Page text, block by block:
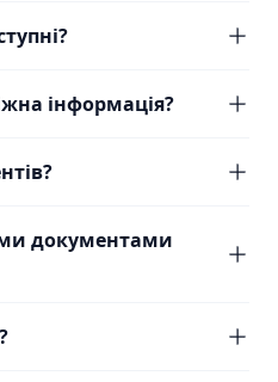
інформація?
документами